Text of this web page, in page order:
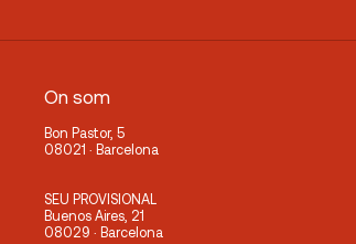
On som
Bon Pastor, 5
08021 · Barcelona
SEU PROVISIONAL
Buenos Aires, 21
08029 · Barcelona